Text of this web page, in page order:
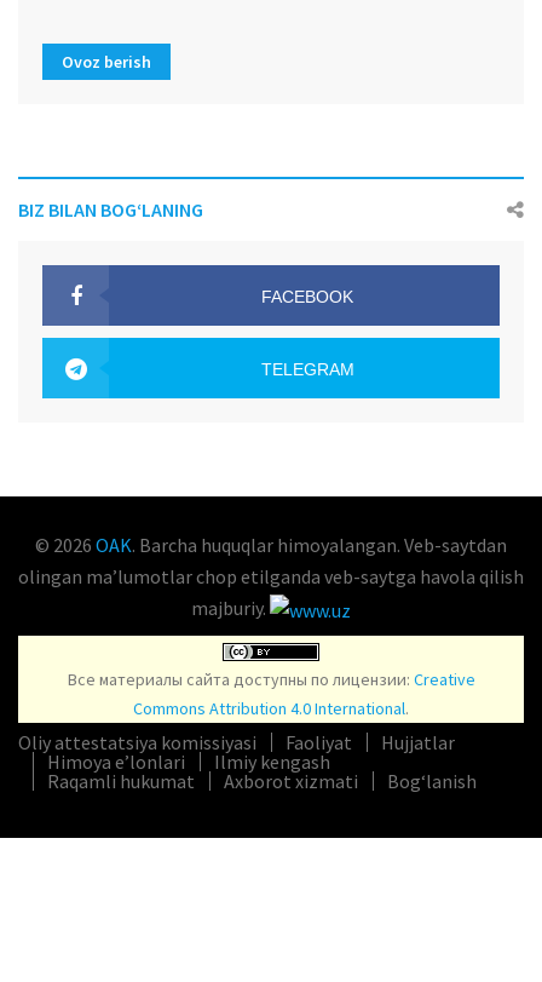
Ovoz berish
BIZ BILAN BOG‘LANING
FACEBOOK
TELEGRAM
© 2026 OAK. Barcha huquqlar himoyalangan. Veb-saytdan
olingan maʼlumotlar chop etilganda veb-saytga havola qilish
majburiy.
Все материалы сайта доступны по лицензии: Creative
Commons Attribution 4.0 International.
Oliy attestatsiya komissiyasi Faoliyat
Hujjatlar
Himoya e’lonlari
Ilmiy kengash
Raqamli hukumat
Axborot xizmati Bog‘lanish